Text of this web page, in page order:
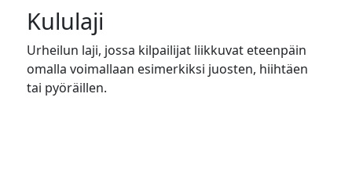
Kululaji
Urheilun laji, jossa kilpailijat liikkuvat eteenpäin
omalla voimallaan esimerkiksi juosten, hiihtäen
tai pyöräillen.